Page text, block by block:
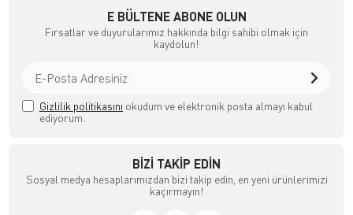
E BÜLTENE ABONE OLUN
Fırsatlar ve duyurularımız hakkında bilgi sahibi olmak için
kaydolun!
Gizlilik politikasını okudum ve elektronik posta almayı kabul
ediyorum.
BIZI TAKIP EDIN
Sosyal medya hesaplarımızdan bizi takip edin, en yeni ürünlerimizi
kaçırmayın!